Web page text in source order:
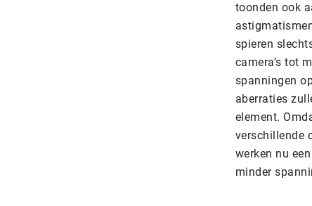
toonden ook
spieren
camera’s tot
spanningen
aberraties
element.
verschillende
werken nu
minder